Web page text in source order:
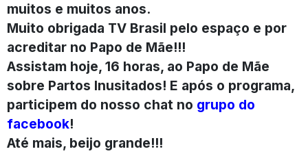
muitos e muitos anos.
Muito obrigada TV Brasil pelo espaço e por
acreditar no Papo de Mãe!!!
Assistam hoje, 16 horas, ao Papo de Mãe
sobre Partos Inusitados! E após o programa,
participem do nosso chat no grupo do
facebook!
Até mais, beijo grande!!!